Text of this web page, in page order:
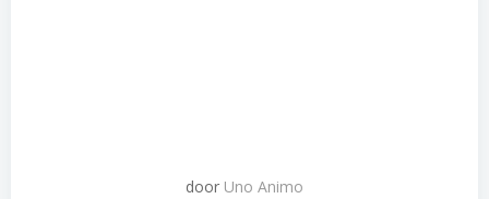
door Uno Animo